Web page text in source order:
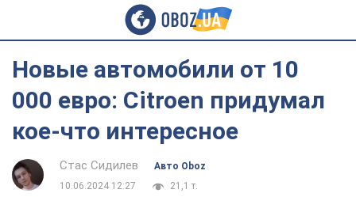
Новые автомобили от 10
000 евро: Citroen придумал
кое-что интересное
Стас Сидилев
Авто Oboz
10.06.2024 12:27
21,1 т.